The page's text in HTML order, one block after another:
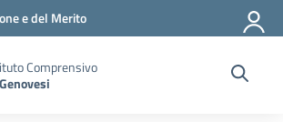
e del Merito
Comprensivo